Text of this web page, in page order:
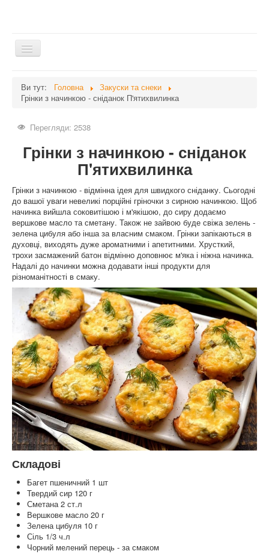
Перемикач
навігації
Дієти
Мати та дитина
Рецепти
Війна
Ви тут: Головна
Закуски та снеки
Грінки з начинкою - сніданок П'ятихвилинка
Перегляди: 2538
Грінки з начинкою - сніданок
П'ятихвилинка
Грінки з начинкою - відмінна ідея для швидкого сніданку. Сьогодні
до вашої уваги невеликі порційні гріночки з сирною начинкою. Щоб
начинка вийшла соковитішою і м'якішою, до сиру додаємо
вершкове масло та сметану. Також не зайвою буде свіжа зелень -
зелена цибуля або інша за власним смаком. Грінки запікаються в
духовці, виходять дуже ароматними і апетитними. Хрусткий,
трохи засмажений батон відмінно доповнює м'яка і ніжна начинка.
Надалі до начинки можна додавати інші продукти для
різноманітності в смаку.
Складові
Багет пшеничний 1 шт
Твердий сир 120 г
Сметана 2 ст.л
Вершкове масло 20 г
Зелена цибуля 10 г
Сіль 1/3 ч.л
Чорний мелений перець - за смаком